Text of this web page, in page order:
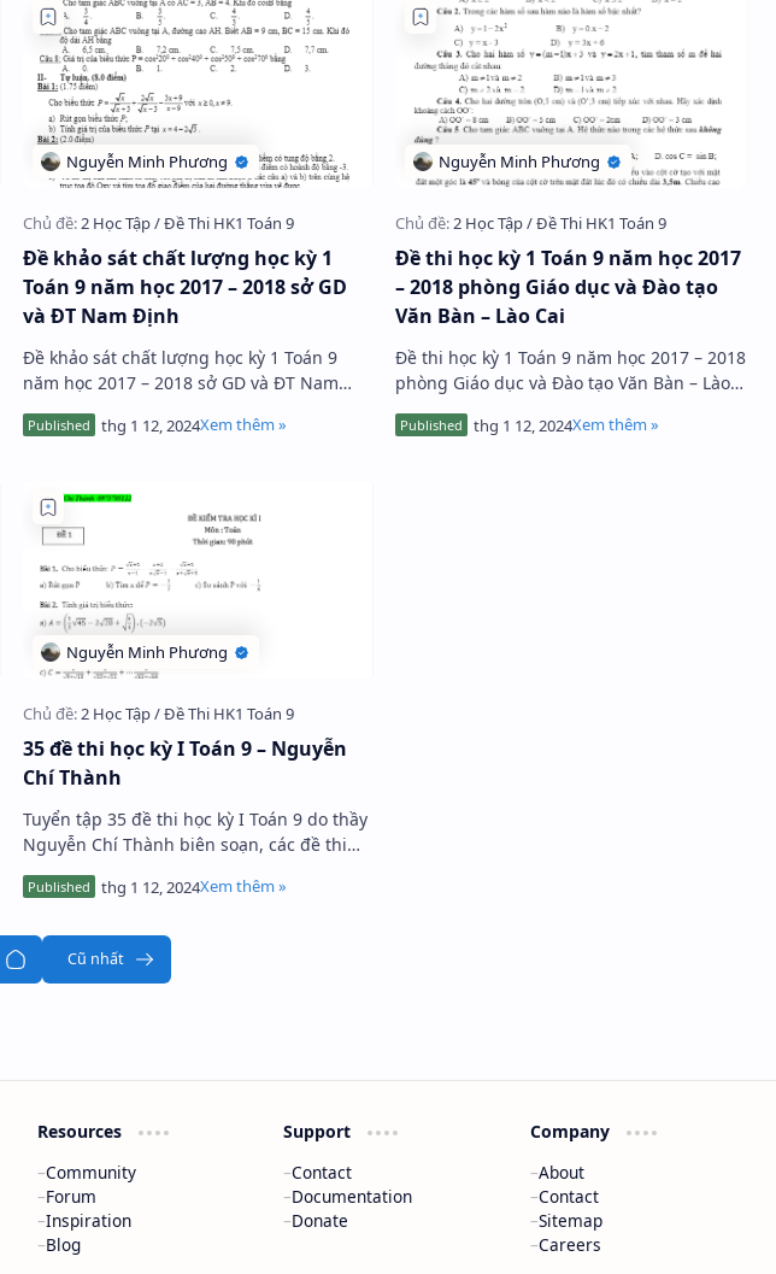
Đề khảo sát chất lượng học kỳ 1
Toán 9 năm học 2017 – 2018 sở GD
và ĐT Nam Định
Đề khảo sát chất lượng học kỳ 1 Toán 9
năm học 2017 – 2018 sở GD và ĐT Nam
Định thuộc chuyên mục đề thi HK1 Toán 9
gồm 8 câu hỏi trắc nghiệm và 4 bà…
Đề thi học kỳ 1 Toán 9 năm học 2017
– 2018 phòng Giáo dục và Đào tạo
Văn Bàn – Lào Cai
Đề thi học kỳ 1 Toán 9 năm học 2017 – 2018
phòng Giáo dục và Đào tạo Văn Bàn – Lào
Cai gồm 6 câu hỏi trắc nghiệm và 5 bài
toán tự luận, đề thi có lời…
35 đề thi học kỳ I Toán 9 – Nguyễn
Chí Thành
Tuyển tập 35 đề thi học kỳ I Toán 9 do thầy
Nguyễn Chí Thành biên soạn, các đề thi
soạn theo hình thức 100% tự luận, với thời
gian làm bài 90 phút. T…
Resources
Community
Forum
Inspiration
Blog
Support
Contact
Documentation
Donate
Company
About
Contact
Sitemap
Careers